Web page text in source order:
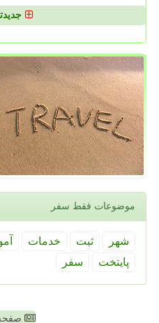
موضوعات فقط سفر
شهر ثبت خدمات
پایتخت
سفر
صفحه